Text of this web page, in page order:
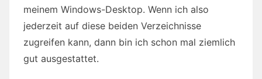
meinem Windows-Desktop. Wenn ich also
jederzeit auf diese beiden Verzeichnisse
zugreifen kann, dann bin ich schon mal ziemlich
gut ausgestattet.